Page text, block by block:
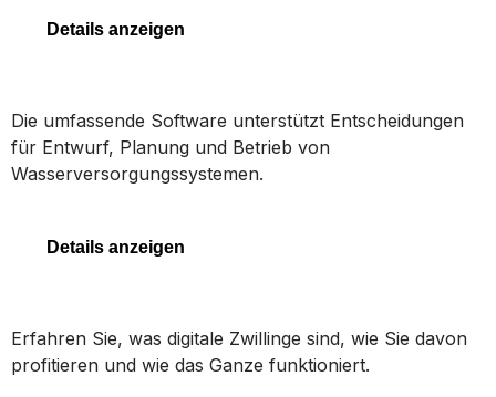
Details anzeigen
Die umfassende Software unterstützt Entscheidungen
für Entwurf, Planung und Betrieb von
Wasserversorgungssystemen.
Details anzeigen
Erfahren Sie, was digitale Zwillinge sind, wie Sie davon
profitieren und wie das Ganze funktioniert.